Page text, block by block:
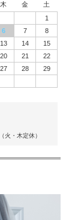
木 金
土
1
6 7
8
13 14
15
20 21
22
27 28
29
・木定休）